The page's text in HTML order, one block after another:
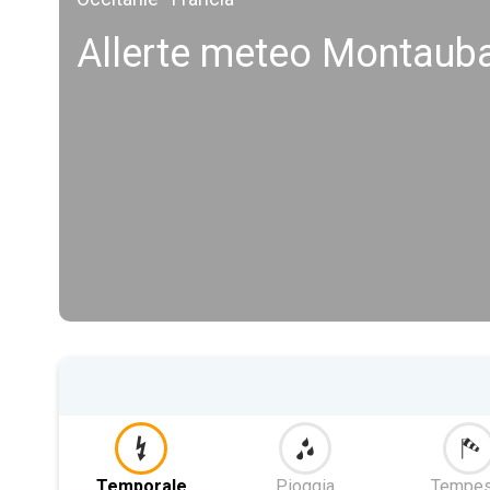
Allerte meteo